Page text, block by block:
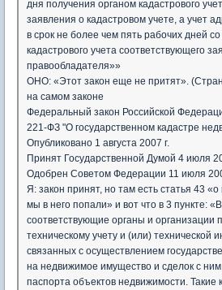
дня получения органом кадастрового
заявления о кадастровом учете, а учет
в срок не более чем пять рабочих дней
кадастрового учета соответствующего
правообладателя»»
ОНО: «Этот закон еще не притят».
на самом законе
Федеральный закон Российской
221-ФЗ "О государственном кадастре
Опубликовано 1 августа 2007 г.
Принят Государственной Думой 4 июля
Одобрен Советом Федерации 11 июля
Я: закон принят, но там есть статья 43
мы в него попали» и вот что в 3 пункте:
соответствующие органы и организации
техническому учету и (или) технической
связанных с осуществлением
на недвижимое имущество и сделок с
паспорта объектов недвижимости. Такие